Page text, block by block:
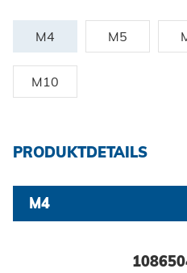
Berufe
M4 M5
M10
PRODUKTDETAILS
M4